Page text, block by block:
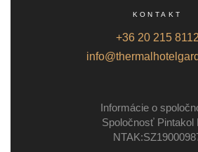
KONTAKT
+36 20 215 8112
Informácie o
Spoločnosť Pintakol